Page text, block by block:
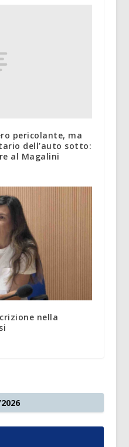
pericolante, ma
dell’auto sotto:
al Magalini
nella